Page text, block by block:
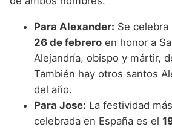
Para Alexander: Se
26 de febrero en honor a
Alejandría, obispo y mártir,
También hay otros santos
del año.
Para Jose: La festividad
celebrada en España es el